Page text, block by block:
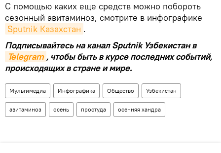
С помощью каких еще средств можно побороть
сезонный авитаминоз, смотрите в инфографике
Sputnik Казахстан .
Подписывайтесь на канал Sputnik Узбекистан в
Telegram , чтобы быть в курсе последних событий,
происходящих в стране и мире.
Мультимедиа Инфографика Общество Узбекистан
авитаминоз осень простуда осенняя хандра